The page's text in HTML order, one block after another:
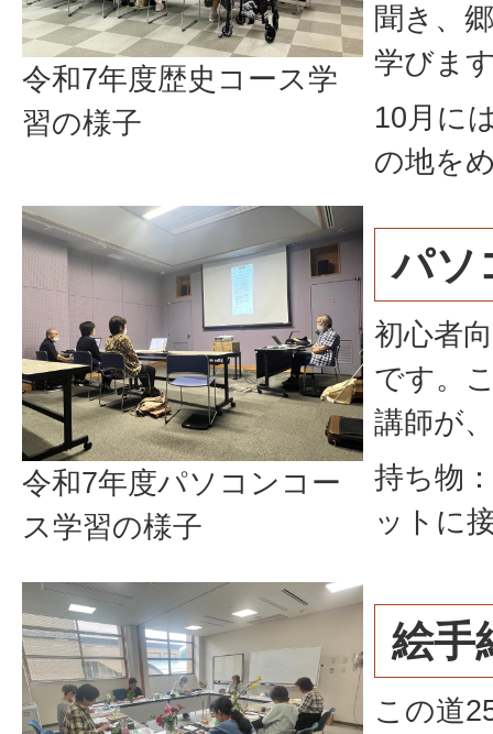
令和7年度歴史コース学
習の様子
聞き、
学びま
10月に
の地を
令和7年度パソコンコー
ス学習の様子
パソ
初心者
です。
講師が
持ち物
ットに
絵手
この道